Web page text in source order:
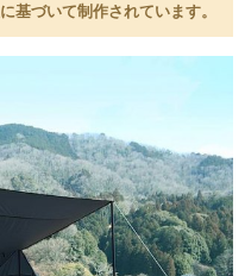
基づいて制作されています。